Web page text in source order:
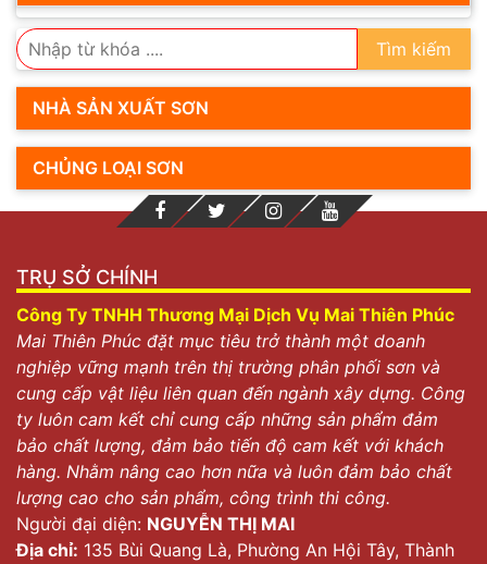
Tìm kiếm
NHÀ SẢN XUẤT SƠN
CHỦNG LOẠI SƠN
TRỤ SỞ CHÍNH
Công Ty TNHH Thương Mại Dịch Vụ Mai Thiên Phúc
Mai Thiên Phúc đặt mục tiêu trở thành một doanh
nghiệp vững mạnh trên thị trường phân phối sơn và
cung cấp vật liệu liên quan đến ngành xây dựng. Công
ty luôn cam kết chỉ cung cấp những sản phẩm đảm
bảo chất lượng, đảm bảo tiến độ cam kết với khách
hàng. Nhằm nâng cao hơn nữa và luôn đảm bảo chất
lượng cao cho sản phẩm, công trình thi công.
Người đại diện: NGUYỄN THỊ MAI
Địa chỉ: 135 Bùi Quang Là, Phường An Hội Tây, Thành